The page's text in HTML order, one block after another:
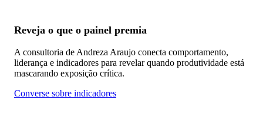
Reveja o que o painel premia
A consultoria de Andreza Araujo conecta comportamento,
liderança e indicadores para revelar quando produtividade está
mascarando exposição crítica.
Converse sobre indicadores